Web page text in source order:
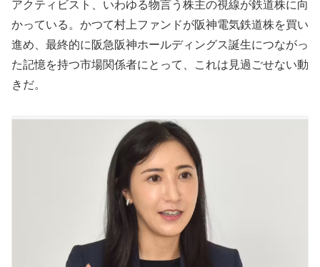
アクティビスト、いわゆる物言う株主の視線が鉄道株に向
かっている。かつて村上ファンドが阪神電気鉄道株を買い
進め、最終的に阪急阪神ホールディングス誕生につながっ
た記憶を持つ市場関係者にとって、これは見過ごせない動
きだ。